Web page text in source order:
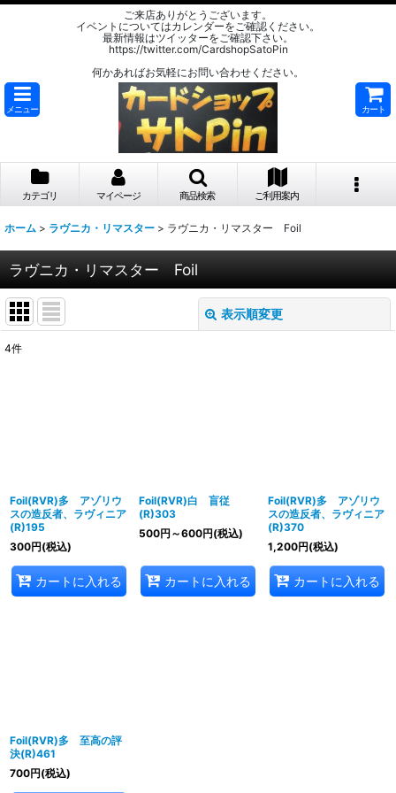
ご来店ありがとうございます。
イベントについてはカレンダーをご確認ください。
最新情報はツイッターをご確認下さい。
https://twitter.com/CardshopSatoPin
何かあればお気軽にお問い合わせください。
メニュー カート
カテゴリ マイページ 商品検索 ご利用案内
ホーム > ラヴニカ・リマスター > ラヴニカ・リマスター Foil
ラヴニカ・リマスター Foil
表示順変更
4件
Foil(RVR)多 アゾリウ
スの造反者、ラヴィニア
(R)195
300円(税込)
カートに入れる
Foil(RVR)白 盲従
(R)303
500円 ～600円(税込)
カートに入れる
Foil(RVR)多 アゾリウ
スの造反者、ラヴィニア
(R)370
1,200円(税込)
カートに入れる
Foil(RVR)多 至高の評
決(R)461
700円(税込)